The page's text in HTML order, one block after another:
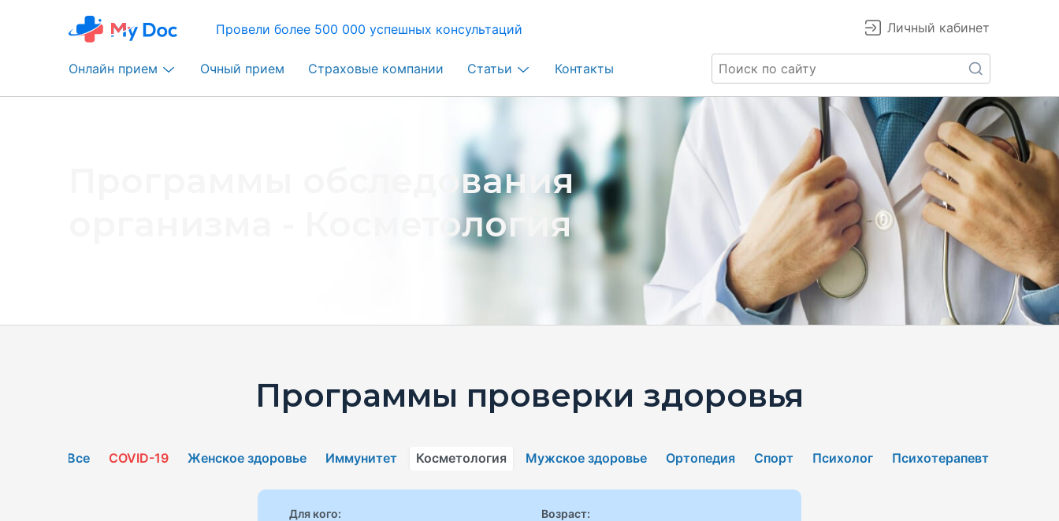
Личный кабинет
Провели более 500 000 успешных консультаций
Онлайн прием Очный прием Страховые компании Статьи Контакты
Программы обследования
организма - Косметология
Программы проверки здоровья
Все COVID-19 Женское здоровье Иммунитет Косметология Мужское здоровье Ортопедия Спорт Психолог Психотерапевт
Для кого:
Возраст: